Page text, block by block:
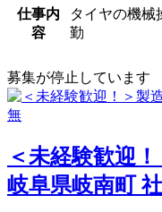
仕事内
容
タイヤの機械
勤
募集が停止しています
＜未経験歓迎
岐阜県岐南町